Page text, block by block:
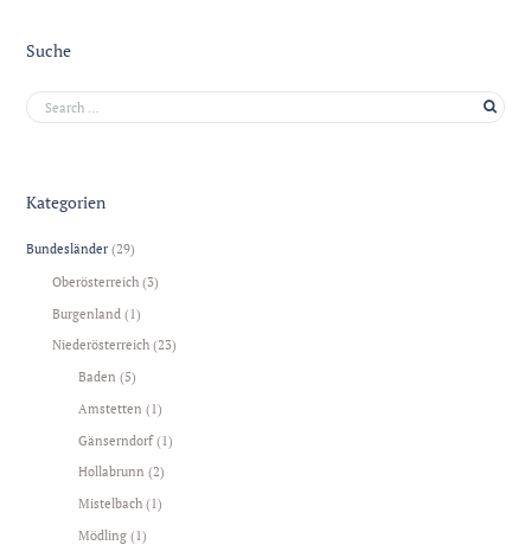
Suche
Kategorien
Bundesländer (29)
Oberösterreich (3)
Burgenland (1)
Niederösterreich (23)
Baden (5)
Amstetten (1)
Gänserndorf(1)
Hollabrunn (2)
Mistelbach (1)
Mödling (1)